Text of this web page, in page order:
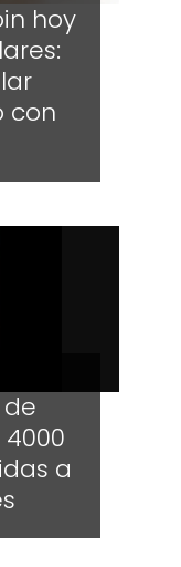
hoy
con
a